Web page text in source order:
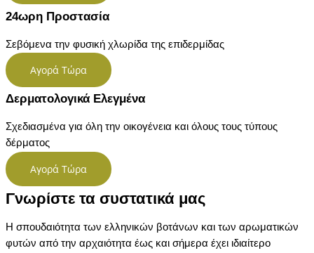
24ωρη Προστασία
Σεβόμενα την φυσική χλωρίδα της επιδερμίδας
Αγορά Τώρα
Δερματολογικά Ελεγμένα
Σχεδιασμένα για όλη την οικογένεια και όλους τους τύπους
δέρματος
Αγορά Τώρα
Γνωρίστε τα συστατικά μας
Η σπουδαιότητα των ελληνικών βοτάνων και των αρωματικών
φυτών από την αρχαιότητα έως και σήμερα έχει ιδιαίτερο